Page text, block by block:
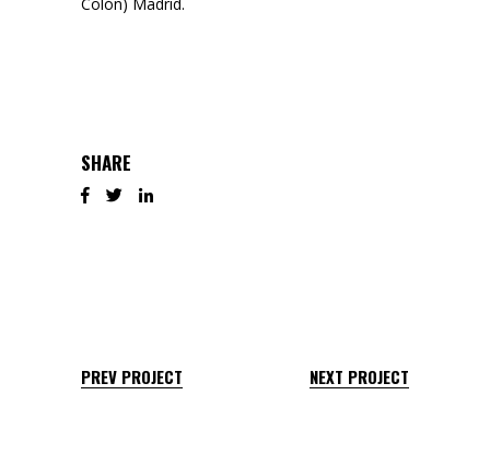
Colón) Madrid.
SHARE
PREV PROJECT NEXT PROJECT